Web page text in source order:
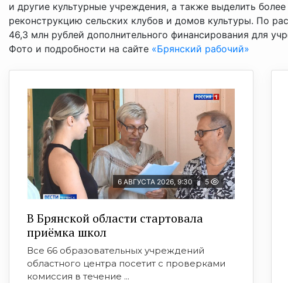
и другие культурные учреждения, а также выделить
реконструкцию сельских клубов и домов культуры. По
46,3 млн рублей дополнительного финансирования для
Фото и подробности на сайте «Брянский рабочий»
6 АВГУСТА 2026, 9:30 5
В Брянской области стартовала
приёмка школ
Все 66 образовательных учреждений
областного центра посетит с проверками
комиссия в течение ...